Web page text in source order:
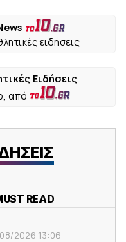
ειδήσεις
Ειδήσεις
από
READ
2026 13:06